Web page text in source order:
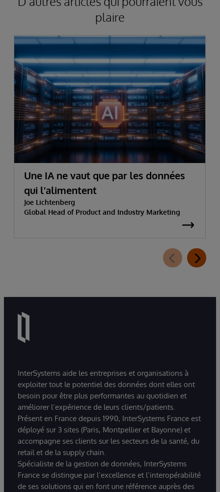
plaire
Une IA ne vaut que par les données
qui l’alimentent
Joe Lichtenberg
Global Head of Product and Industry Marketing
InterSystems aide les entreprises et organisations à
exploiter tout le potentiel des données dont elles ont
besoin pour être plus performantes au quotidien et
améliorer l’expérience de leurs clients/patients.
Présent en France depuis 1990, InterSystems France est
déployé sur 3 sites (Paris, Montpellier et Bayonne) et
accompagne ses clients sur les secteurs de la santé, du
retail et de la supply chain.
Spécialiste de la gestion de données, InterSystems
France se distingue par l’excellence et l’interopérabilité
de ses solutions qui en font une référence auprès des